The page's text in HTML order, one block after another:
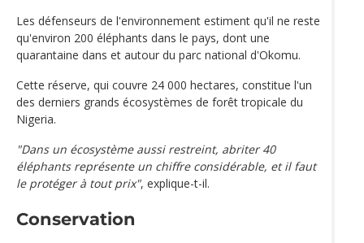
Les défenseurs de l'environnement estiment qu'il ne reste
qu'environ 200 éléphants dans le pays, dont une
quarantaine dans et autour du parc national d'Okomu.
Cette réserve, qui couvre 24 000 hectares, constitue l'un
des derniers grands écosystèmes de forêt tropicale du
Nigeria.
"Dans un écosystème aussi restreint, abriter 40
éléphants représente un chiffre considérable, et il faut
le protéger à tout prix", explique-t-il.
Conservation